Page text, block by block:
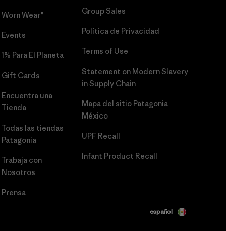
Worn Wear®
Events
1% Para El Planeta
Gift Cards
Encuentra una
Tienda
Todas las tiendas
Patagonia
Trabaja con
Nosotros
Prensa
Group Sales
Política de Privacidad
Terms of Use
Statement on Modern Slavery
in Supply Chain
Mapa del sitio Patagonia
México
UPF Recall
Infant Product Recall
español